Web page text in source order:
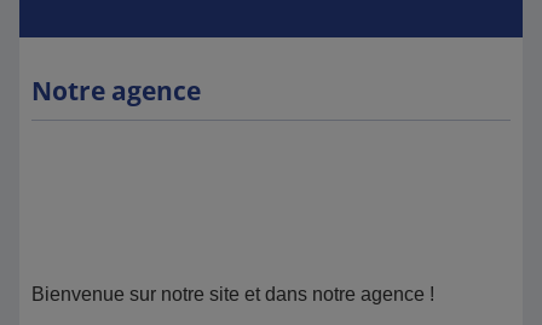
Notre agence
Bienvenue sur notre site et dans notre agence !